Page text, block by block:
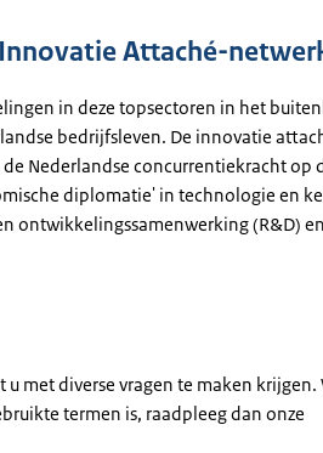
Attaché-
in deze topsectoren in het
bedrijfsleven. De innovatie
Nederlandse concurrentiekracht op
diplomatie' in technologie en
ontwikkelingssamenwerking (R&D)
u met diverse vragen te maken
termen is, raadpleeg dan onze